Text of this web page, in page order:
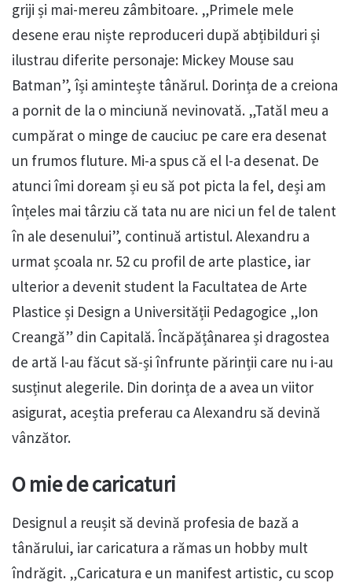
griji și mai-mereu zâmbitoare. „Primele mele
desene erau niște reproduceri după abțibilduri și
ilustrau diferite personaje: Mickey Mouse sau
Batman”, își amintește tânărul. Dorința de a creiona
a pornit de la o minciună nevinovată. „Tatăl meu a
cumpărat o minge de cauciuc pe care era desenat
un frumos fluture. Mi-a spus că el l-a desenat. De
atunci îmi doream și eu să pot picta la fel, deși am
înțeles mai târziu că tata nu are nici un fel de talent
în ale desenului”, continuă artistul. Alexandru a
urmat școala nr. 52 cu profil de arte plastice, iar
ulterior a devenit student la Facultatea de Arte
Plastice și Design a Universității Pedagogice „Ion
Creangă” din Capitală. Încăpățânarea și dragostea
de artă l-au făcut să-și înfrunte părinții care nu i-au
susținut alegerile. Din dorința de a avea un viitor
asigurat, aceștia preferau ca Alexandru să devină
vânzător.
O mie de caricaturi
Designul a reușit să devină profesia de bază a
tânărului, iar caricatura a rămas un hobby mult
îndrăgit. „Caricatura e un manifest artistic, cu scop